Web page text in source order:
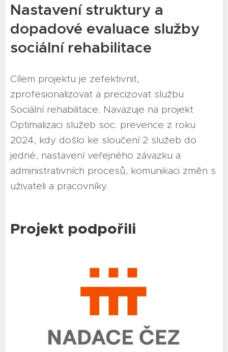
Nastavení struktury a
dopadové evaluace služby
sociální rehabilitace
Cílem projektu je zefektivnit,
zprofesionalizovat a precizovat službu
Sociální rehabilitace. Navazuje na projekt
Optimalizaci služeb soc. prevence z roku
2024, kdy došlo ke sloučení 2 služeb do
jedné, nastavení veřejného závazku a
administrativních procesů, komunikaci změn s
uživateli a pracovníky.
Projekt podpořili